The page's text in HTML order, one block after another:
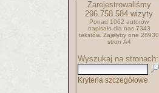
Zarejestrowaliśmy
296.758.584 wizyty
Ponad 1062 autorów
napisało dla nas 7343
tekstów. Zajęłyby one 28930
stron A4
Wyszukaj na stronach:
Kryteria szczegółowe